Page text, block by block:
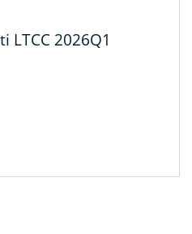
LTCC 2026Q1